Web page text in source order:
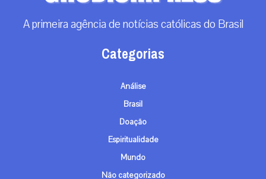
A primeira agência de notícias católicas do Brasil
Categorias
Análise
Brasil
Doação
Espiritualidade
Mundo
Não categorizado